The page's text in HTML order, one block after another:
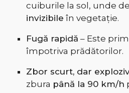
cuiburile la sol, unde
invizibile în vegetație.
Fugă rapidă – Este
împotriva prădătorilor.
Zbor scurt, dar
zbura până la 90 km/h